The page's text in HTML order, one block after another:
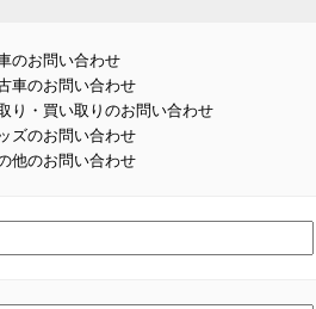
のお問い合わせ
車のお問い合わせ
り・買い取りのお問い合わせ
ズのお問い合わせ
他のお問い合わせ